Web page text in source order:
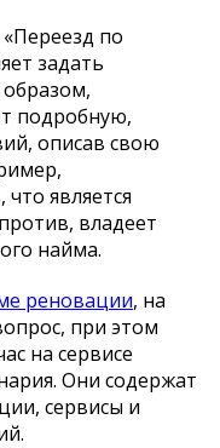
по
задать
подробную,
описав свою
является
владеет
найма.
реновации, на
при этом
на сервисе
Они содержат
сервисы и